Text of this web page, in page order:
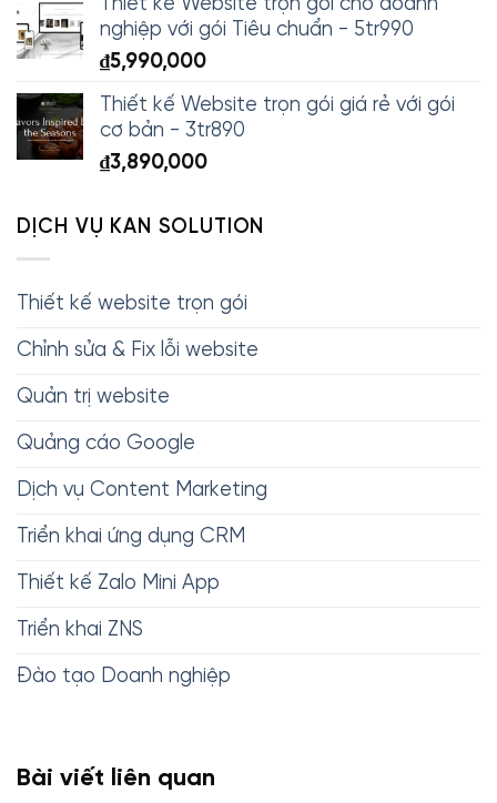
nghiệp với gói Tiêu chuẩn - 5tr990
₫5,990,000
Thiết kế Website trọn gói giá rẻ với gói
cơ bản - 3tr890
₫3,890,000
DỊCH VỤ KAN SOLUTION
Thiết kế website trọn gói
Chỉnh sửa & Fix lỗi website
Quản trị website
Quảng cáo Google
Dịch vụ Content Marketing
Triển khai ứng dụng CRM
Thiết kế Zalo Mini App
Triển khai ZNS
Đào tạo Doanh nghiệp
Bài viết liên quan